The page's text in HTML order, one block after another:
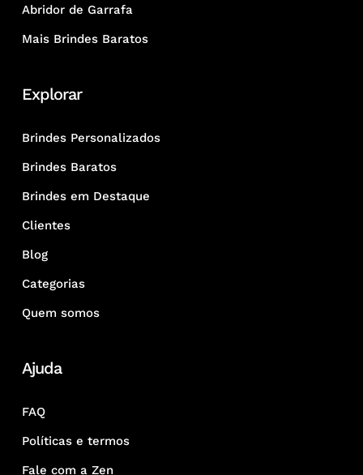
Abridor de Garrafa
Mais Brindes Baratos
Explorar
Brindes Personalizados
Brindes Baratos
Brindes em Destaque
Clientes
Blog
Categorias
Quem somos
Ajuda
FAQ
Políticas e termos
Fale com a Zen